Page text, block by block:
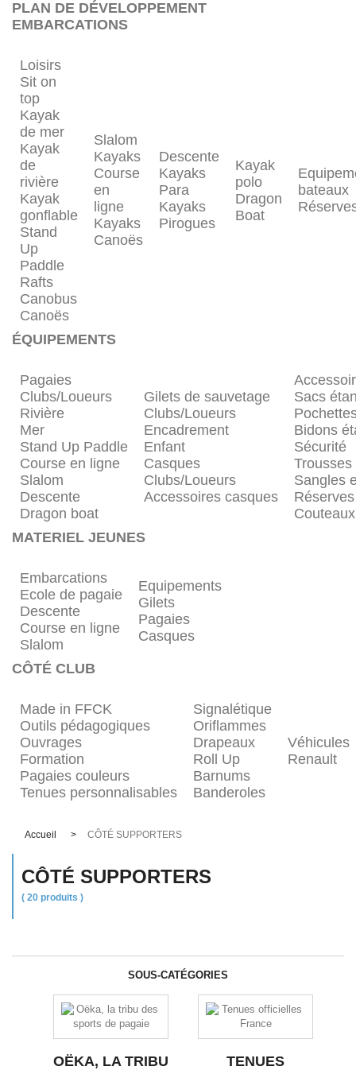
PLAN DE DÉVELOPPEMENT
EMBARCATIONS
Loisirs
Sit on
top
Kayak
de mer
Kayak
de
rivière
Kayak
gonflable
Stand
Up
Paddle
Rafts
Canobus
Canoës
Slalom
Kayaks
Course
en
ligne
Kayaks
Canoës
Descente
Kayaks
Para
Kayaks
Pirogues
Kayak
polo
Dragon
Boat
bateaux
ÉQUIPEMENTS
Pagaies
Clubs/Loueurs
Rivière
Mer
Stand Up Paddle
Course en ligne
Slalom
Descente
Dragon boat
Gilets de sauvetage
Clubs/Loueurs
Encadrement
Enfant
Casques
Clubs/Loueurs
Accessoires casques
Sacs
Bidons
Sécurité
Sangles
Réserves
Couteaux
MATERIEL JEUNES
Embarcations
Ecole de pagaie
Descente
Course en ligne
Slalom
Equipements
Gilets
Pagaies
Casques
CÔTÉ CLUB
Made in FFCK
Outils pédagogiques
Ouvrages
Formation
Pagaies couleurs
Tenues personnalisables
Signalétique
Oriflammes
Drapeaux
Roll Up
Barnums
Banderoles
Véhicules
Renault
Accueil > CÔTÉ SUPPORTERS
CÔTÉ SUPPORTERS
( 20 produits )
SOUS-CATÉGORIES
OËKA, LA TRIBU
TENUES